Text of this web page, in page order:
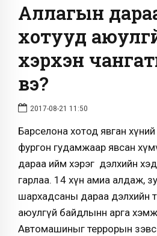
Аллагын
хотууд
хэрхэн
вэ?
2017-08-21 11:50
Барселона хотод явган
фургон гудамжаар явсан
дараа ийм хэрэг дэлхийн
гарлаа. 14 хүн амиа алдаж,
шархадсаны дараа дэлхийн
аюулгүй байдлынн арга
Автомашиныг террорын